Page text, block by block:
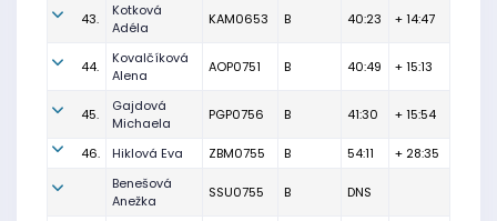
43.
Kotková
Adéla
KAM0653 B 40:23 + 14:47
44.
Kovalčíková
Alena
AOP0751 B 40:49 + 15:13
45.
Gajdová
Michaela
PGP0756 B 41:30 + 15:54
46. Hiklová Eva ZBM0755 B 54:11
+ 28:35
Benešová
Anežka
SSU0755 B DNS